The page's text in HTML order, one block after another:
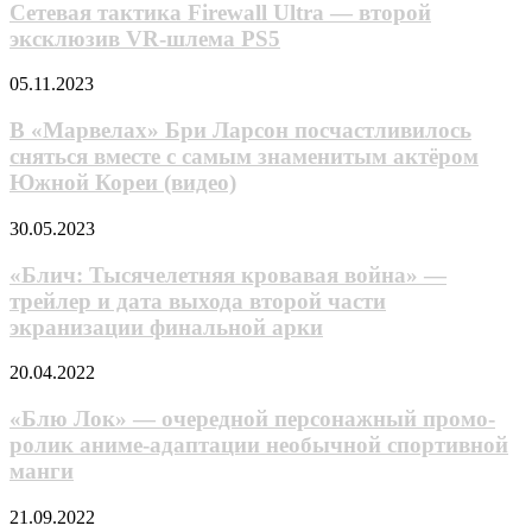
Firewall
Ultra
—
эксклюзив
шлема
PS5
Сетевая тактика Firewall Ultra — второй
эксклюзив VR-шлема PS5
В
Бри
Ларсон
посчастливилось
сняться
с
знаменитым
актёром
Южной
Кореи
(видео)
05.11.2023
В «Марвелах» Бри Ларсон посчастливилось
сняться вместе с самым знаменитым актёром
Южной Кореи (видео)
«Блич:
кровавая
война»
—
трейлер
дата
второй
части
экранизации
финальной
30.05.2023
«Блич: Тысячелетняя кровавая война» —
трейлер и дата выхода второй части
экранизации финальной арки
«Блю
—
очередной
персонажный
промо-
аниме-
20.04.2022
«Блю Лок» — очередной персонажный промо-
ролик аниме-адаптации необычной спортивной
манги
В Portal
21.09.2022